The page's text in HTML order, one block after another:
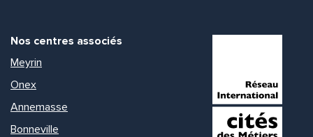
Nos centres associés
Meyrin
Onex
Annemasse
Bonneville